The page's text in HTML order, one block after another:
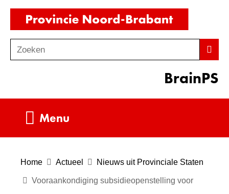
Ga
de
inhoud
o
Zoeken
BrainPS
Menu
Home Actueel Nieuws uit Provinciale Staten
Vooraankondiging subsidieopenstelling voor